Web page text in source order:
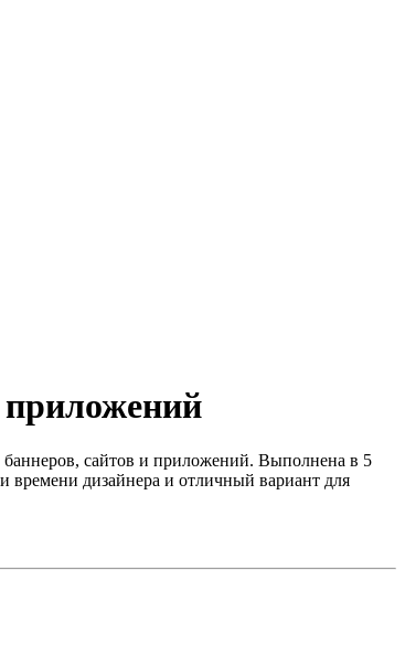
сайтов и приложений. Выполнена в 5
дизайнера и отличный вариант для